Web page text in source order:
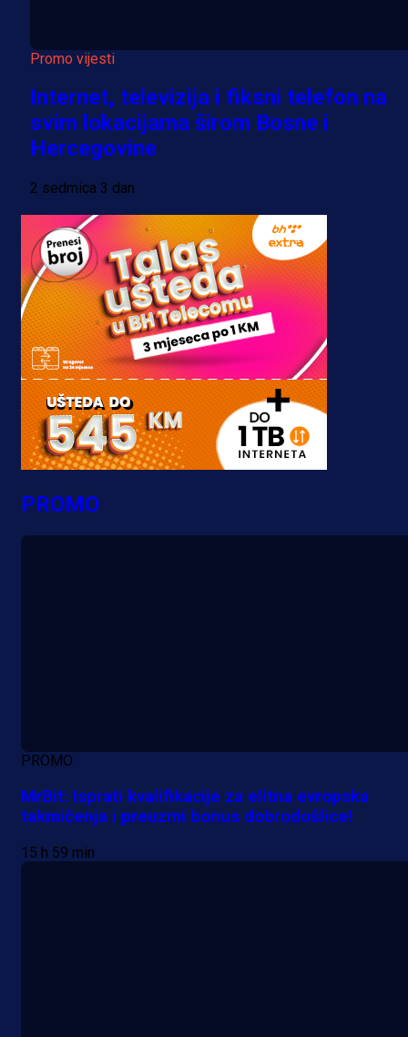
Promo vijesti
Internet, televizija i fiksni telefon na
svim lokacijama širom Bosne i
Hercegovine
2 sedmica 3 dan
PROMO
PROMO
MrBit: Isprati kvalifikacije za elitna evropska
takmičenja i preuzmi bonus dobrodošlice!
15 h 59 min